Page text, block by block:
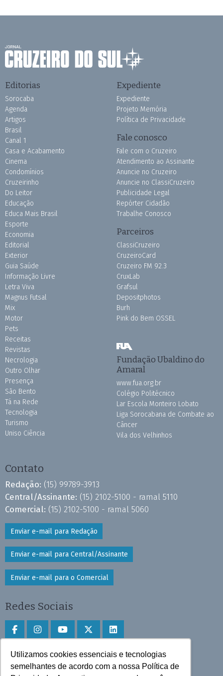
Utilizamos cookies essenciais e tecnologias
semelhantes de acordo com a nossa Política de
Editorias
Sorocaba
Agenda
Artigos
Brasil
Canal 1
Casa e Acabamento
Cinema
Condomínios
Cruzeirinho
Do Leitor
Educação
Educa Mais Brasil
Esporte
Economia
Editorial
Exterior
Guia Saúde
Informação Livre
Letra Viva
Magnus Futsal
Mix
Motor
Pets
Receitas
Revistas
Necrologia
Outro Olhar
Presença
São Bento
Tá na Rede
Tecnologia
Turismo
Uniso Ciência
Expediente
Expediente
Projeto Memória
Política de Privacidade
Fale conosco
Fale com o Cruzeiro
Atendimento ao Assinante
Anuncie no Cruzeiro
Anuncie no ClassiCruzeiro
Publicidade Legal
Repórter Cidadão
Trabalhe Conosco
Parceiros
ClassiCruzeiro
CruzeiroCard
Cruzeiro FM 92.3
CruxLab
Grafsul
Depositphotos
Burh
Pink do Bem OSSEL
Fundação Ubaldino do
Amaral
www.fua.org.br
Colégio Politécnico
Lar Escola Monteiro Lobato
Liga Sorocabana de Combate ao
Câncer
Vila dos Velhinhos
Contato
Redação: (15) 99789-3913
Central/Assinante: (15) 2102-5100 - ramal 5110
Comercial: (15) 2102-5100 - ramal 5060
Enviar e-mail para Redação
Enviar e-mail para Central/Assinante
Enviar e-mail para o Comercial
Redes Sociais
Faça download do aplicativo